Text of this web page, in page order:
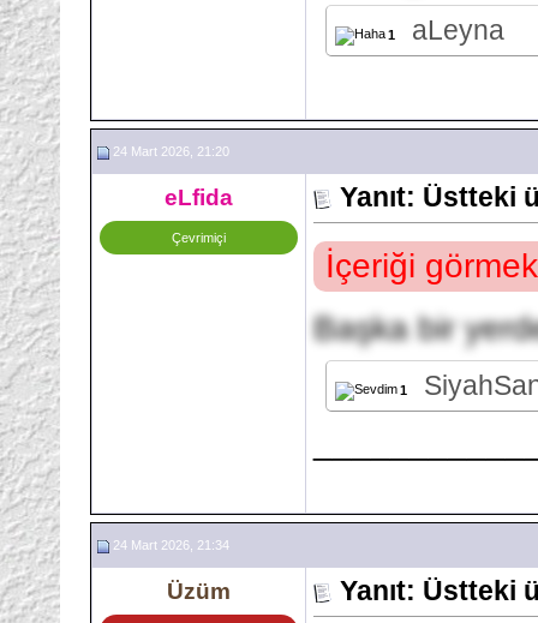
1 aLeyna
24 Mart 2026, 21:20
eLfida
Çevrimiçi
Yanıt: Üstteki
İçeriği
Başka bir
1
24 Mart 2026, 21:34
Üzüm Yanıt: Üstteki